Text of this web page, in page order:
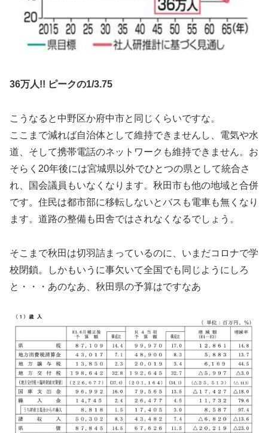
36万人!! ピークの1/3.75
こうなると中野区か府中市と同じくらいですな。
ここまで減れば自治体として維持できませんし、電気や水
道、そして携帯電話のネットワークも維持できません。お
そらく20年後には宮城県以外でひとつの県として統合さ
れ、国会議員もいなくなります。秋田市も他の地域と合併
です。住民は都市部に移転しないとバスも電車も無くなり
ます。道路の整備も田舎ではされなくなるでしょう。
そこまで秋田は切羽詰まっているのに、いまだコロナで学
校閉鎖。しかもいうに事欠いて全国でも同じようにしろ
と・・・あのなあ、秋田県の予算はですなあ